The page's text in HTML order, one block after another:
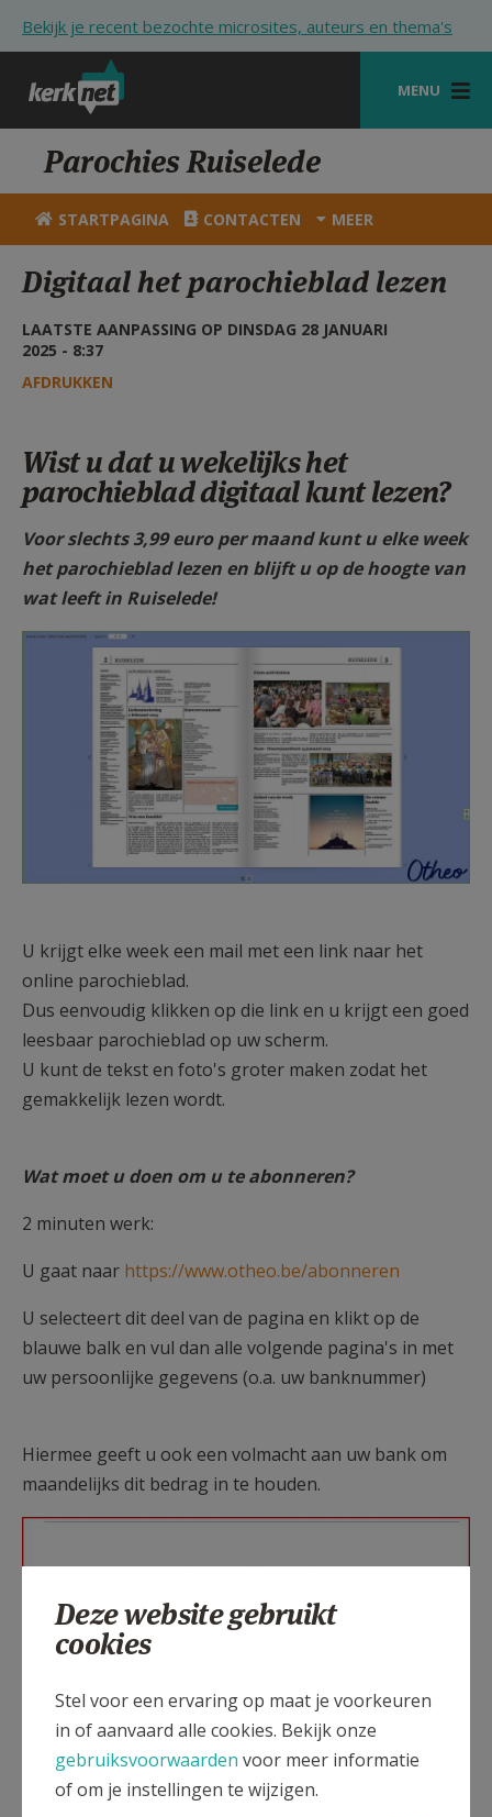
Bekijk je recent bezochte microsites, auteurs en thema's
MENU
STARTPAGINA
KERK
VIERINGEN
SHOP
ZOEKEN
HULP
MIJN PAROCHIE
AANMELDEN OF REGISTREREN
Parochies Ruiselede
STARTPAGINA CONTACTEN MEER
Digitaal het parochieblad lezen
LAATSTE AANPASSING OP DINSDAG 28 JANUARI
2025 - 8:37
AFDRUKKEN
Wist u dat u wekelijks het
parochieblad digitaal kunt lezen?
Voor slechts 3,99 euro per maand kunt u elke week
het parochieblad lezen en blijft u op de hoogte van
wat leeft in Ruiselede!
F1250-3kol-15cm-Schermafdruk
2025-01-27 17.21.22.jpg
U krijgt elke week een mail met een link naar het
online parochieblad.
Dus eenvoudig klikken op die link en u krijgt een goed
leesbaar parochieblad op uw scherm.
U kunt de tekst en foto's groter maken zodat het
gemakkelijk lezen wordt.
Wat moet u doen om u te abonneren?
2 minuten werk:
U gaat naar https://www.otheo.be/abonneren
U selecteert dit deel van de pagina en klikt op de
blauwe balk en vul dan alle volgende pagina's in met
uw persoonlijke gegevens (o.a. uw banknummer)
Hiermee geeft u ook een volmacht aan uw bank om
maandelijks dit bedrag in te houden.
Schermafbeelding 2025-01-27
171949.jpg
Deze website gebruikt
cookies
Stel voor een ervaring op maat je voorkeuren
in of aanvaard alle cookies. Bekijk onze
gebruiksvoorwaarden voor meer informatie
of om je instellingen te wijzigen.